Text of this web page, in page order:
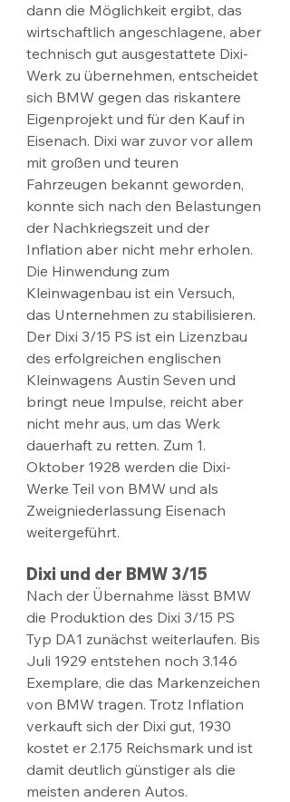
dann die Möglichkeit ergibt, das
wirtschaftlich angeschlagene, aber
technisch gut ausgestattete Dixi-
Werk zu übernehmen, entscheidet
sich BMW gegen das riskantere
Eigenprojekt und für den Kauf in
Eisenach. Dixi war zuvor vor allem
mit großen und teuren
Fahrzeugen bekannt geworden,
konnte sich nach den Belastungen
der Nachkriegszeit und der
Inflation aber nicht mehr erholen.
Die Hinwendung zum
Kleinwagenbau ist ein Versuch,
das Unternehmen zu stabilisieren.
Der Dixi 3/15 PS ist ein Lizenzbau
des erfolgreichen englischen
Kleinwagens Austin Seven und
bringt neue Impulse, reicht aber
nicht mehr aus, um das Werk
dauerhaft zu retten. Zum 1.
Oktober 1928 werden die Dixi-
Werke Teil von BMW und als
Zweigniederlassung Eisenach
weitergeführt.
Dixi und der BMW 3/15
Nach der Übernahme lässt BMW
die Produktion des Dixi 3/15 PS
Typ DA1 zunächst weiterlaufen. Bis
Juli 1929 entstehen noch 3.146
Exemplare, die das Markenzeichen
von BMW tragen. Trotz Inflation
verkauft sich der Dixi gut, 1930
kostet er 2.175 Reichsmark und ist
damit deutlich günstiger als die
meisten anderen Autos.